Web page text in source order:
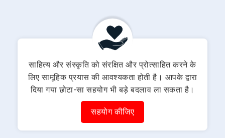
साहित्य और संस्कृति को संरक्षित और प्रोत्साहित करने के
लिए सामूहिक प्रयास की आवश्यकता होती है। आपके द्वारा
दिया गया छोटा-सा सहयोग भी बड़े बदलाव ला सकता है।
सहयोग कीजिए